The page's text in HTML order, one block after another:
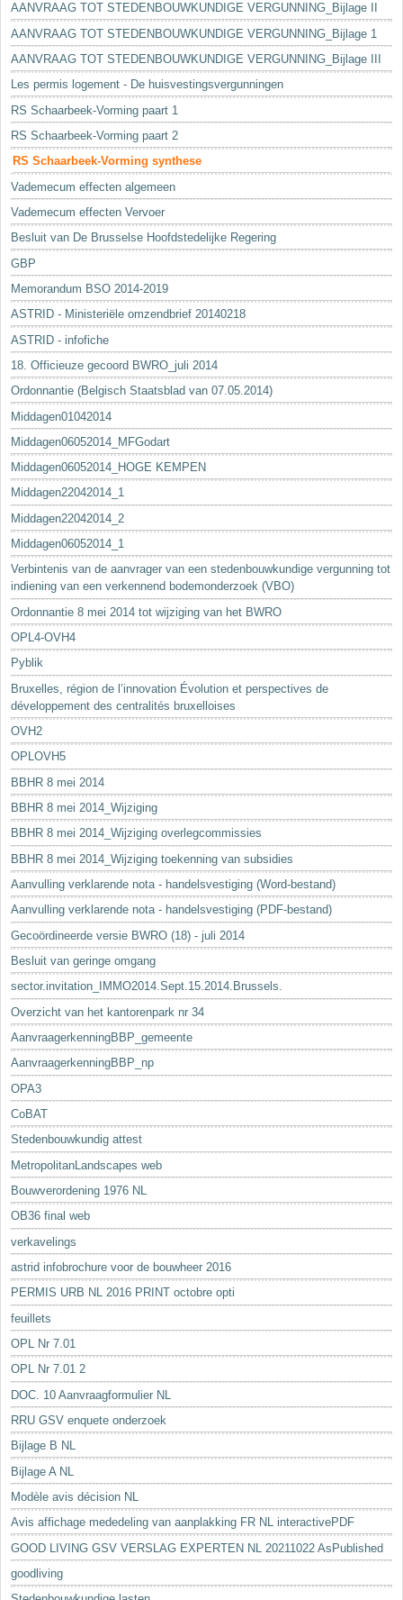
AANVRAAG TOT STEDENBOUWKUNDIGE VERGUNNING_Bijlage II
AANVRAAG TOT STEDENBOUWKUNDIGE VERGUNNING_Bijlage 1
AANVRAAG TOT STEDENBOUWKUNDIGE VERGUNNING_Bijlage III
Les permis logement - De huisvestingsvergunningen
RS Schaarbeek-Vorming paart 1
RS Schaarbeek-Vorming paart 2
RS Schaarbeek-Vorming synthese
Vademecum effecten algemeen
Vademecum effecten Vervoer
Besluit van De Brusselse Hoofdstedelijke Regering
GBP
Memorandum BSO 2014-2019
ASTRID - Ministeriële omzendbrief 20140218
ASTRID - infofiche
18. Officieuze gecoord BWRO_juli 2014
Ordonnantie (Belgisch Staatsblad van 07.05.2014)
Middagen01042014
Middagen06052014_MFGodart
Middagen06052014_HOGE KEMPEN
Middagen22042014_1
Middagen22042014_2
Middagen06052014_1
Verbintenis van de aanvrager van een stedenbouwkundige vergunning tot
indiening van een verkennend bodemonderzoek (VBO)
Ordonnantie 8 mei 2014 tot wijziging van het BWRO
OPL4-OVH4
Pyblik
Bruxelles, région de l’innovation Évolution et perspectives de
développement des centralités bruxelloises
OVH2
OPLOVH5
BBHR 8 mei 2014
BBHR 8 mei 2014_Wijziging
BBHR 8 mei 2014_Wijziging overlegcommissies
BBHR 8 mei 2014_Wijziging toekenning van subsidies
Aanvulling verklarende nota - handelsvestiging (Word-bestand)
Aanvulling verklarende nota - handelsvestiging (PDF-bestand)
Gecoördineerde versie BWRO (18) - juli 2014
Besluit van geringe omgang
sector.invitation_IMMO2014.Sept.15.2014.Brussels.
Overzicht van het kantorenpark nr 34
AanvraagerkenningBBP_gemeente
AanvraagerkenningBBP_np
OPA3
CoBAT
Stedenbouwkundig attest
MetropolitanLandscapes web
Bouwverordening 1976 NL
OB36 final web
verkavelings
astrid infobrochure voor de bouwheer 2016
PERMIS URB NL 2016 PRINT octobre opti
feuillets
OPL Nr 7.01
OPL Nr 7.01 2
DOC. 10 Aanvraagformulier NL
RRU GSV enquete onderzoek
Bijlage B NL
Bijlage A NL
Modèle avis décision NL
Avis affichage mededeling van aanplakking FR NL interactivePDF
GOOD LIVING GSV VERSLAG EXPERTEN NL 20211022 AsPublished
goodliving